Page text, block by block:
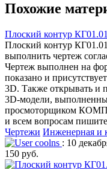
Похожие
Плоский контур
Плоский контур
выполнить чертеж
Чертеж выполнен на
показано и
3D. Также открывать и
3D-модели,
просмоторщиком
и всем вопросам
Чертежи Инженерная и
coolns : 10
150 руб.